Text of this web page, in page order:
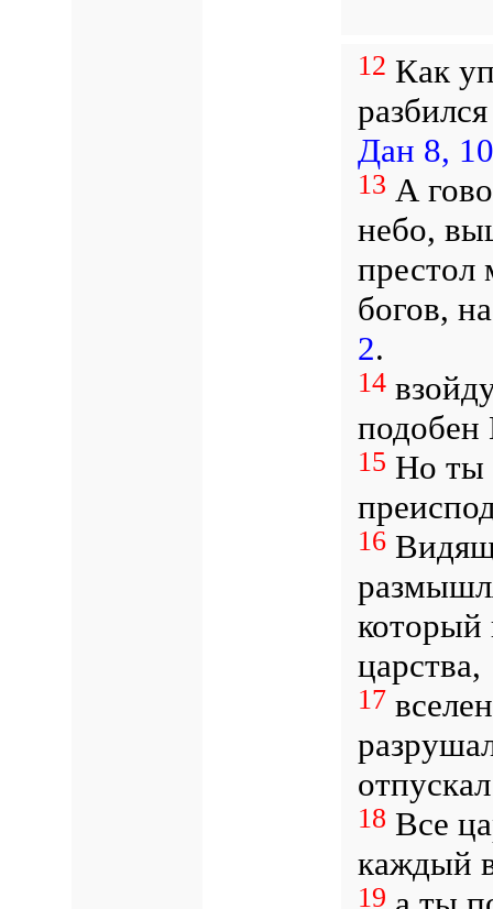
12 Как
Дан 8, 10
13 А
небо,
престол
богов,
2.
14
15 Но ты
16
который
царства,
17
18 Все
каждый
19